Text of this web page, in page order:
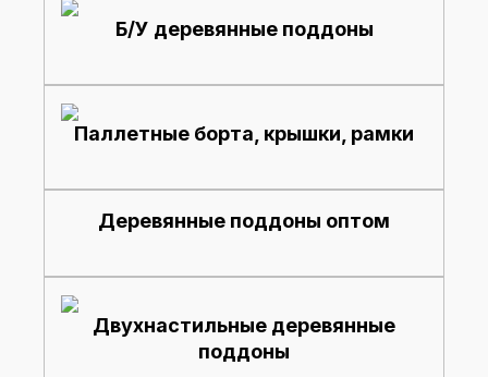
Б/У деревянные поддоны
Паллетные борта, крышки, рамки
Деревянные поддоны оптом
Двухнастильные деревянные
поддоны